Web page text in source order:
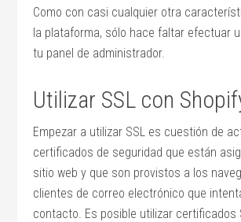
Como con casi cualquier otra
la plataforma, sólo hace faltar efectuar
tu panel de administrador.
Utilizar SSL con
Empezar a utilizar SSL es cuestión de
certificados de seguridad que están
sitio web y que son provistos a los
clientes de correo electrónico que
contacto. Es posible utilizar certificados